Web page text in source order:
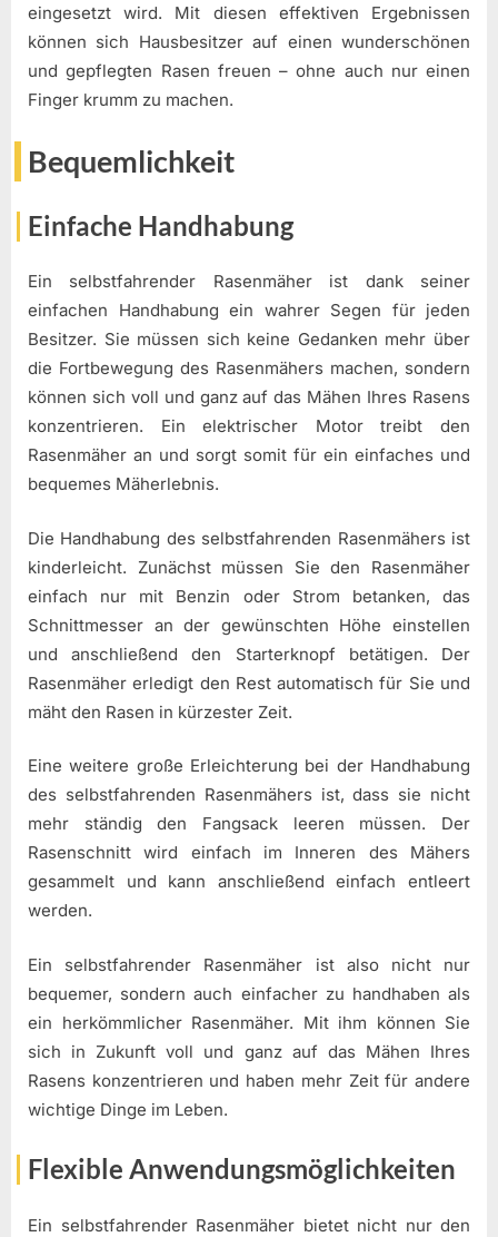
eingesetzt wird. Mit diesen effektiven Ergebnissen
können sich Hausbesitzer auf einen wunderschönen
und gepflegten Rasen freuen – ohne auch nur einen
Finger krumm zu machen.
Bequemlichkeit
Einfache Handhabung
Ein selbstfahrender Rasenmäher ist dank seiner
einfachen Handhabung ein wahrer Segen für jeden
Besitzer. Sie müssen sich keine Gedanken mehr über
die Fortbewegung des Rasenmähers machen, sondern
können sich voll und ganz auf das Mähen Ihres Rasens
konzentrieren. Ein elektrischer Motor treibt den
Rasenmäher an und sorgt somit für ein einfaches und
bequemes Mäherlebnis.
Die Handhabung des selbstfahrenden Rasenmähers ist
kinderleicht. Zunächst müssen Sie den Rasenmäher
einfach nur mit Benzin oder Strom betanken, das
Schnittmesser an der gewünschten Höhe einstellen
und anschließend den Starterknopf betätigen. Der
Rasenmäher erledigt den Rest automatisch für Sie und
mäht den Rasen in kürzester Zeit.
Eine weitere große Erleichterung bei der Handhabung
des selbstfahrenden Rasenmähers ist, dass sie nicht
mehr ständig den Fangsack leeren müssen. Der
Rasenschnitt wird einfach im Inneren des Mähers
gesammelt und kann anschließend einfach entleert
werden.
Ein selbstfahrender Rasenmäher ist also nicht nur
bequemer, sondern auch einfacher zu handhaben als
ein herkömmlicher Rasenmäher. Mit ihm können Sie
sich in Zukunft voll und ganz auf das Mähen Ihres
Rasens konzentrieren und haben mehr Zeit für andere
wichtige Dinge im Leben.
Flexible Anwendungsmöglichkeiten
Ein selbstfahrender Rasenmäher bietet nicht nur den